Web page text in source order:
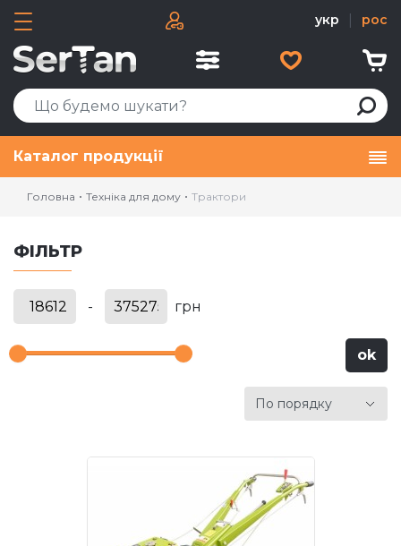
укр рос
Каталог продукції
Головна Техніка для дому Трактори
ФІЛЬТР
- грн
ok